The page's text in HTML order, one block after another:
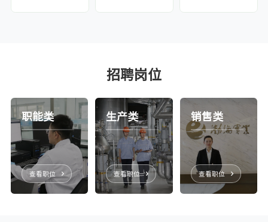
招聘岗位
职能类
查看职位
生产类
查看职位
销售类
查看职位